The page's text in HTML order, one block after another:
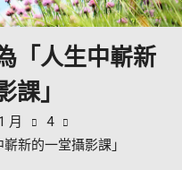
「人生中嶄新
課」
1 月
4
新的一堂攝影課」